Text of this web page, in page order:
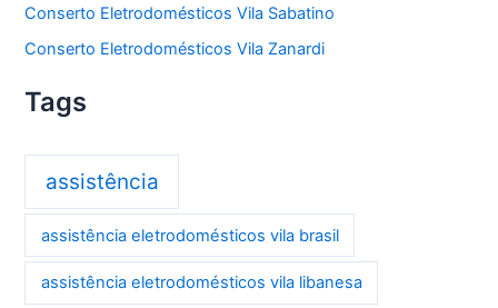
Conserto Eletrodomésticos Vila Sabatino
Conserto Eletrodomésticos Vila Zanardi
Tags
assistência
assistência eletrodomésticos vila brasil
assistência eletrodomésticos vila libanesa